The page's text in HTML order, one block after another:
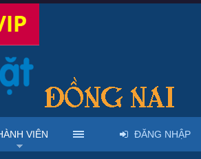
VIÊN ĐĂNG NHẬP